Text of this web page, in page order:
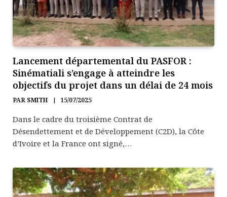
Lancement départemental du PASFOR :
Sinématiali s’engage à atteindre les
objectifs du projet dans un délai de 24 mois
PAR SMITH 15/07/2025
Dans le cadre du troisième Contrat de
Désendettement et de Développement (C2D), la Côte
d’Ivoire et la France ont signé,…